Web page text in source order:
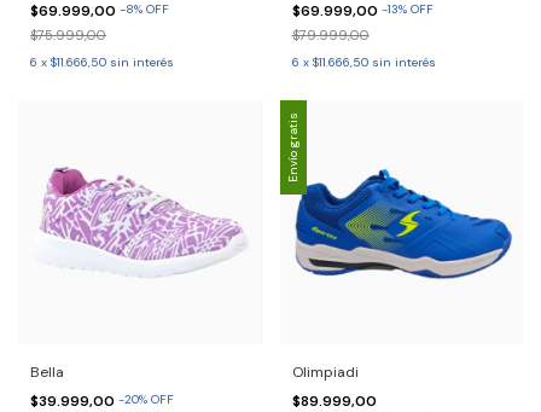
$69.999,00 -8% OFF
$75.999,00
6 x $11.666,50 sin interés
$69.999,00 -13% OFF
$79.999,00
6 x $11.666,50 sin interés
Bella
$39.999,00 -20% OFF
Envío gratis
Olimpiadi
$89.999,00